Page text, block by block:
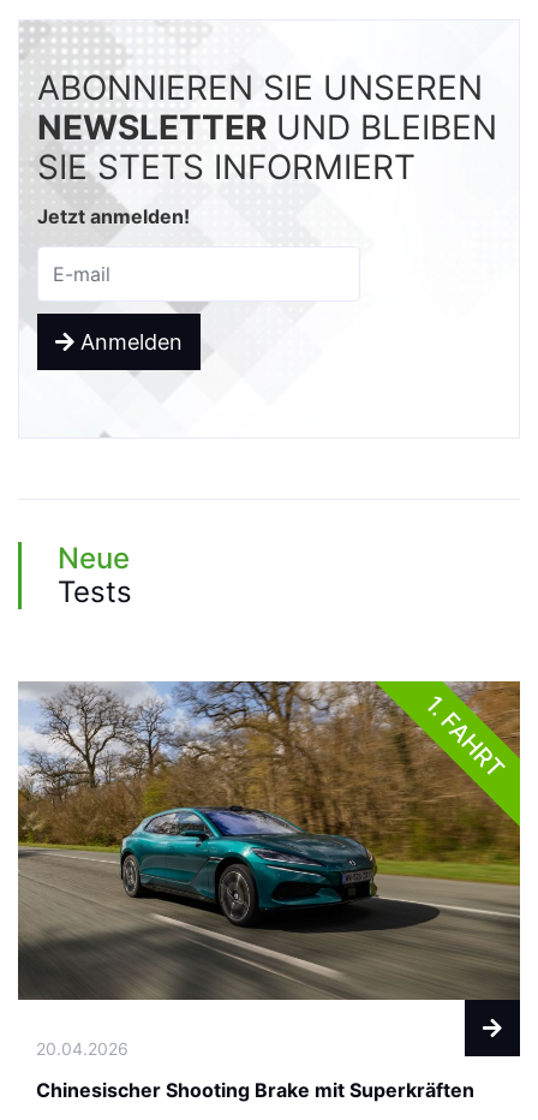
ABONNIEREN SIE UNSEREN
NEWSLETTER UND BLEIBEN
SIE STETS INFORMIERT
Jetzt anmelden!
Anmelden
Neue
Tests
1. FAHRT
20.04.2026
Chinesischer Shooting Brake mit Superkräften